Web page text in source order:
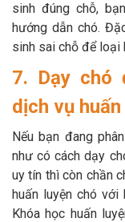
sinh đúng chỗ,
hướng dẫn chó.
sinh sai chỗ để loại
7. Dạy chó
dịch vụ
Nếu bạn đang
như có cách dạy
uy tín thì còn chần
huấn luyện chó với
Khóa học huấn